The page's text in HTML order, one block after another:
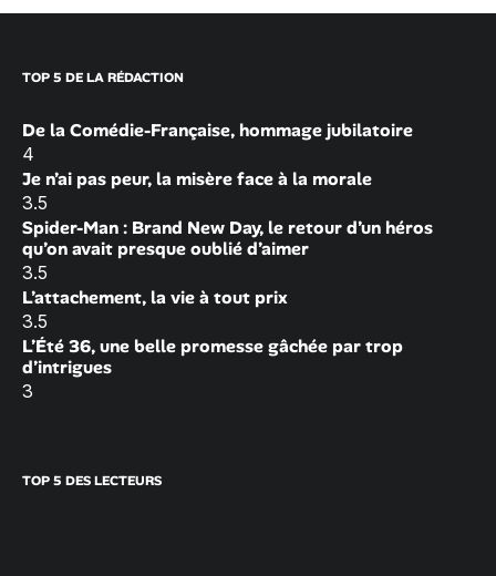
TOP 5 DE LA RÉDACTION
De la Comédie-Française, hommage jubilatoire
4
Je n’ai pas peur, la misère face à la morale
3.5
Spider-Man : Brand New Day, le retour d’un héros
qu’on avait presque oublié d’aimer
3.5
L’attachement, la vie à tout prix
3.5
L’Été 36, une belle promesse gâchée par trop
d’intrigues
3
TOP 5 DES LECTEURS